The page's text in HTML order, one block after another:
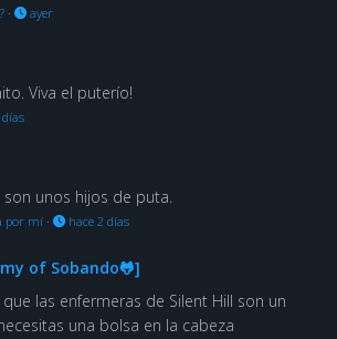
· ayer
Viva el puterío!
unos hijos de puta.
por mí· hace 2 días
of Sobando🐸]
las enfermeras de Silent Hill son un
una bolsa en la cabeza